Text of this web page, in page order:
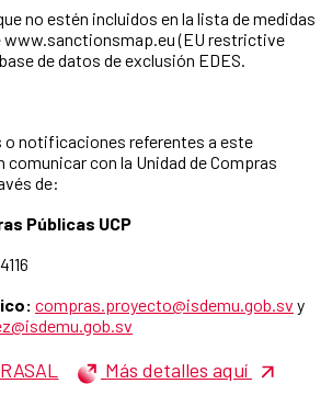
no estén incluidos en la lista de medidas
(EU restrictive
de datos de exclusión EDES.
o notificaciones referentes a este
comunicar con la Unidad de Compras
de:
Públicas UCP
compras.proyecto@isdemu.gob.sv y
Más detalles aquí